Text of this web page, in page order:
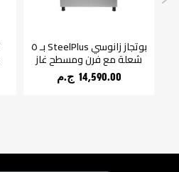
بوتجاز زانوسي SteelPlus بـ ٥
شعلة مع فرن ومسطح غاز
14,590.00 ج.م‏